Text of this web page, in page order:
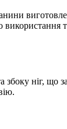
використання
збоку ніг, що